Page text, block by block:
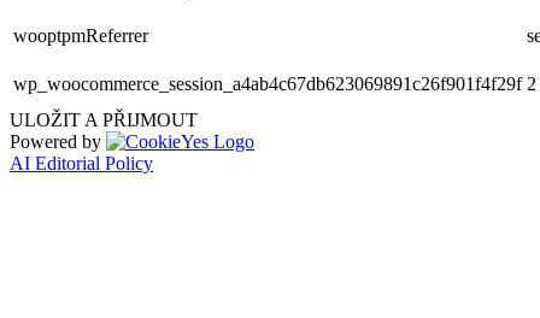
wooptpmReferrer
wp_woocommerce_session_a4ab4c67db623069891c26f901f4f29f
ULOŽIT A PŘIJMOUT
Powered by
AI Editorial Policy